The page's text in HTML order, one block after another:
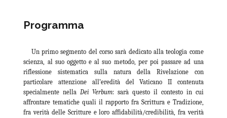
Programma
Un primo segmento del corso sarà dedicato alla teologia come
scienza, al suo oggetto e al suo metodo, per poi passare ad una
riflessione sistematica sulla natura della Rivelazione con
particolare attenzione all’eredità del Vaticano II contenuta
specialmente nellaDei Verbum: sarà questo il contesto in cui
affrontare tematiche quali il rapporto fra Scrittura e Tradizione,
fra verità delle Scritture e loro affidabilità/credibilità, fra verità